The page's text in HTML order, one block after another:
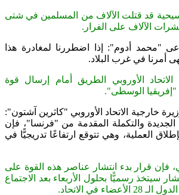
قد قتلت الآلاف من المسلمين في شتى
الآلاف على الفرار.
"محمد أدوم": إذا اضطررنا لمغادرة هذا
أمرنا في غرب البلاد.
الأوروبي الطريق أمام إرسال قوة
الوسطى".
خارجية الاتحاد الأوروبي "كاثرين آشتون":
والتكملة المقدمة من "فرنسا"، فإن
العملية، وهي تتوقع ارتفاعًا تدريجيًّا في
قرار بدء انتشار عناصر هذه القوة على
سيتخذ رسميًّا بحلول الأربعاء بعد الاجتماع
في الاتحاد.